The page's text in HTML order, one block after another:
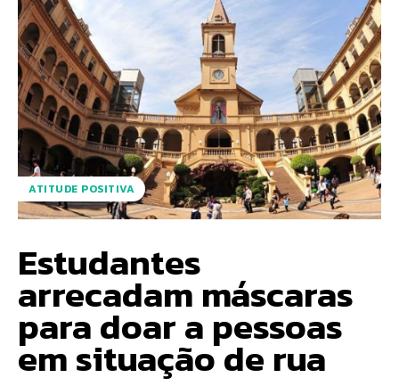
ATITUDE POSITIVA
Estudantes
arrecadam máscaras
para doar a pessoas
em situação de rua